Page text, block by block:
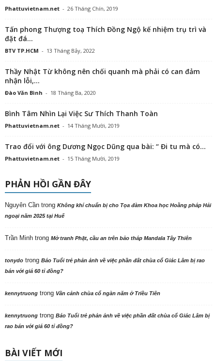
Phattuvietnam.net - 26 Tháng Chín, 2019
Tấn phong Thượng toạ Thích Đồng Ngộ kế nhiệm trụ trì và
đặt đá...
BTV TP.HCM - 13 Tháng Bảy, 2022
Thầy Nhật Từ không nên chối quanh mà phải có can đảm
nhận lỗi,...
Đào Văn Bình - 18 Tháng Ba, 2020
Bình Tâm Nhìn Lại Việc Sư Thích Thanh Toàn
Phattuvietnam.net - 14 Tháng Mười, 2019
Trao đổi với ông Dương Ngọc Dũng qua bài: “ Đi tu mà có...
Phattuvietnam.net - 15 Tháng Mười, 2019
PHẢN HỒI GẦN ĐÂY
Nguyên Cần trong Không khí chuẩn bị cho Tọa đàm Khoa học Hoằng pháp Hải
ngoại năm 2025 tại Huế
Trần Minh trong Mở tranh Phật, cầu an trên bảo tháp Mandala Tây Thiên
tonydo trong Báo Tuổi trẻ phản ảnh về việc phần đất chùa cổ Giác Lâm bị rao
bán với giá 60 tỉ đồng?
kennytruong trong Vãn cảnh chùa cổ ngàn năm ở Triều Tiên
kennytruong trong Báo Tuổi trẻ phản ảnh về việc phần đất chùa cổ Giác Lâm bị
rao bán với giá 60 tỉ đồng?
BÀI VIẾT MỚI